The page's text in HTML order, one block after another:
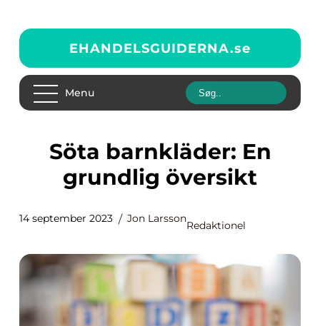
EHANDELSGUIDERNA.se
Menu
Söta barnkläder: En
grundlig översikt
14 september 2023 Jon Larsson
Redaktionel